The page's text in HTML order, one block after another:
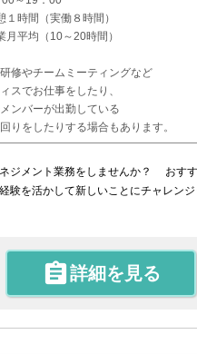
１時間（実働８時間）
月平均（10～20時間）
修やチームミーティングなど
スでお仕事をしたり、
ンバーが出勤している
りをしたりする場合もあります。
ジメント業務をしませんか？ おす
験を活かして新しいことにチャレンジ
詳細を見る